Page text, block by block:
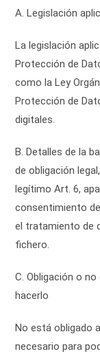
A. Legislación
La legislación
Protección de
como la Ley
Protección de
digitales.
B. Detalles de la
de obligación
legítimo Art. 6,
consentimiento
el tratamiento de
fichero.
C. Obligación o
hacerlo
No está obligado
necesario para